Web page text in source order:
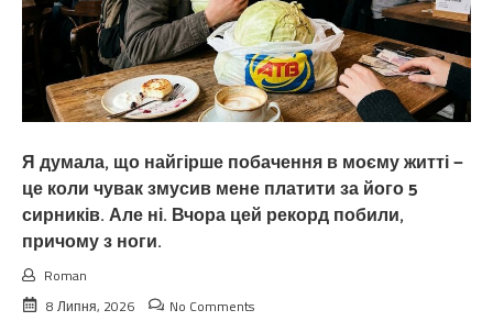
Я думала, що найгірше побачення в моєму житті —
це коли чувак змусив мене платити за його 5
сирників. Але ні. Вчора цей рекорд побили,
причому з ноги.
Roman
8 Липня, 2026
No Comments